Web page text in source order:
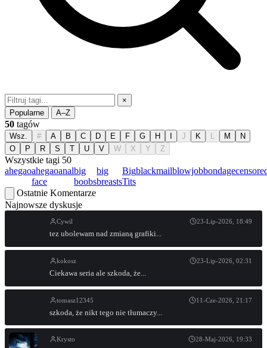
×
Popularne
A–Z
50 tagów
Wsz. # A B C D E F G H J K L M
N
O
P R S T U V W X Y Z
Wszystkie tagi 50
ahegaoahegao
face
analbig
boobs
big
breasts
Big
Tits
blackmailblowjobbondage
Ostatnie Komentarze
Najnowsze dyskusje
Cywil 23-Lip-2026, 18:49
tez ubolewam nad zmianą grafiki...
kokosz 23-Lip-2026, 02:31
Ciekawa seria ale szkoda, że...
tomasz12345 11-Cze-2026, 21:17
szkoda, że nikt tego nie tłumaczy...
Krysto 28-Maj-2026, 19:33